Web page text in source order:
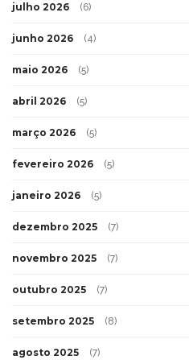
julho 2026 (6)
junho 2026 (4)
maio 2026 (5)
abril 2026 (5)
março 2026 (5)
fevereiro 2026 (5)
janeiro 2026 (5)
dezembro 2025 (7)
novembro 2025 (7)
outubro 2025 (7)
setembro 2025 (8)
agosto 2025 (7)